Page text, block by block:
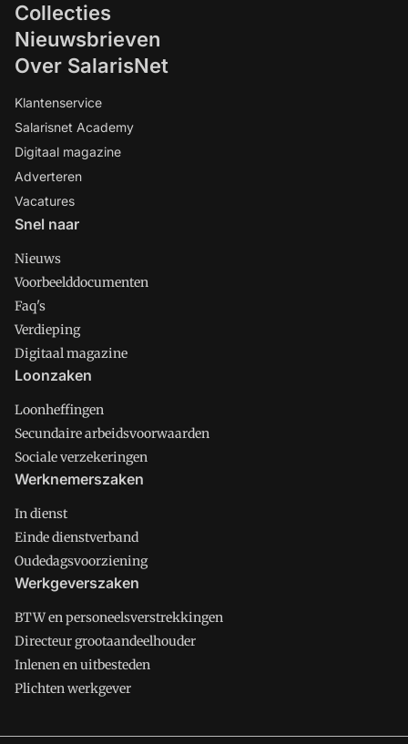
Collecties
Nieuwsbrieven
Over SalarisNet
Klantenservice
Salarisnet Academy
Digitaal magazine
Adverteren
Vacatures
Snel naar
Nieuws
Voorbeelddocumenten
Faq's
Verdieping
Digitaal magazine
Loonzaken
Loonheffingen
Secundaire arbeidsvoorwaarden
Sociale verzekeringen
Werknemerszaken
In dienst
Einde dienstverband
Oudedagsvoorziening
Werkgeverszaken
BTW en personeelsverstrekkingen
Directeur grootaandeelhouder
Inlenen en uitbesteden
Plichten werkgever